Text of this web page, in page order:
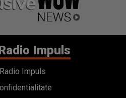
Impuls
Impuls